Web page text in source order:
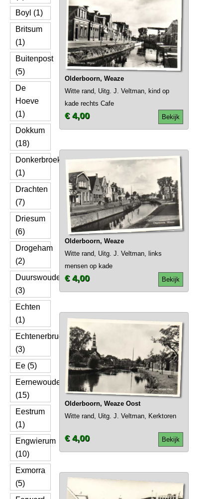
Boyl (1)
Britsum
(1)
Buitenpost
(5)
De
Hoeve
(1)
Dokkum
(18)
Donkerbroek
(1)
Drachten
(7)
Driesum
(6)
Drogeham
(2)
Duurswoude
(3)
Echten
(1)
Echtenerbrug
(3)
Ee (5)
Eernewoude
(15)
Eestrum
(1)
Engwierum
(10)
Exmorra
(5)
Olderboorn, Weaze
Witte rand, Uitg. J. Veltman, kind op
kade rechts Cafe
Bekijk
€ 4,00
Olderboorn, Weaze
Witte rand, Uitg. J. Veltman, links
mensen op kade
Bekijk
€ 4,00
Olderboorn, Weaze Oost
Witte rand, Uitg. J. Veltman, Kerktoren
Bekijk
€ 4,00